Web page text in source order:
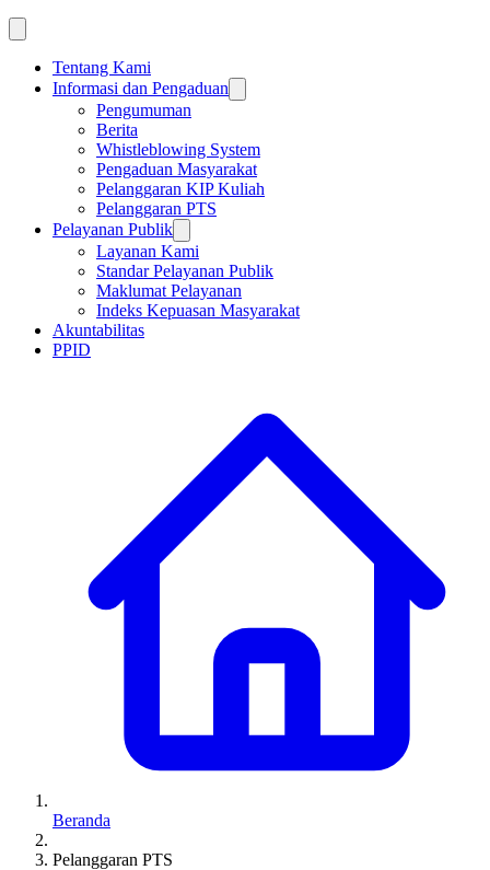
Tentang Kami
Informasi dan Pengaduan
Pengumuman
Berita
Whistleblowing System
Pengaduan Masyarakat
Pelanggaran KIP Kuliah
Pelanggaran PTS
Pelayanan Publik
Layanan Kami
Standar Pelayanan Publik
Maklumat Pelayanan
Indeks Kepuasan Masyarakat
Akuntabilitas
PPID
Beranda
Pelanggaran PTS